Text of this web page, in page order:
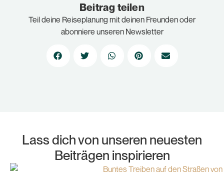
Beitrag teilen
Teil deine Reiseplanung mit deinen Freunden oder
abonniere unseren Newsletter
Lass dich von unseren neuesten
Beiträgen inspirieren